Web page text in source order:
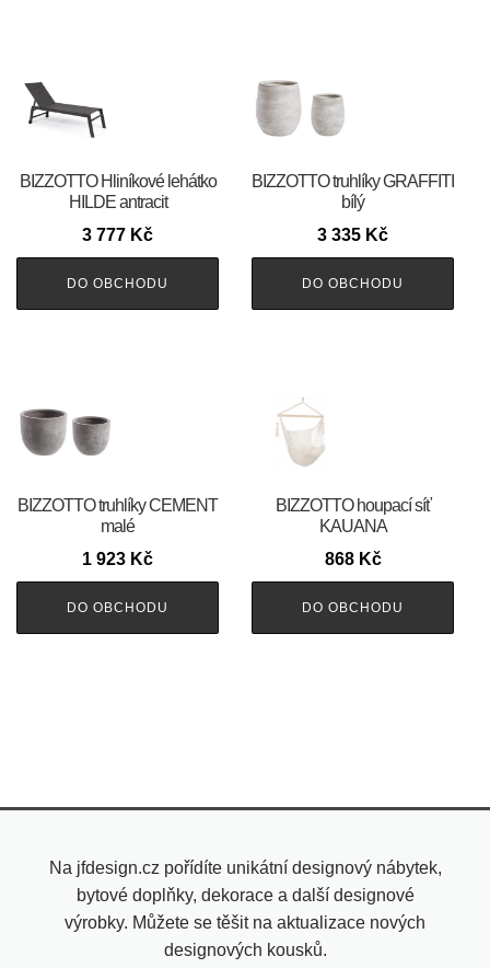
BIZZOTTO Hliníkové lehátko
HILDE antracit
3 777 Kč
DO OBCHODU
BIZZOTTO truhlíky GRAFFITI
bílý
3 335 Kč
DO OBCHODU
BIZZOTTO truhlíky CEMENT
malé
1 923 Kč
DO OBCHODU
BIZZOTTO houpací síť
KAUANA
868 Kč
DO OBCHODU
Na jfdesign.cz pořídíte unikátní designový nábytek,
bytové doplňky, dekorace a další designové
výrobky. Můžete se těšit na aktualizace nových
designových kousků.